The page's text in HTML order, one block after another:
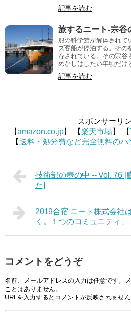
記事を読む
旅するニート-宗谷
船の科学館が解体されて
ズ客船が停泊する。その
存されている。その宗谷
めかしはしたい年頃だけ
記事を読む
スポンサーリ
【amazon.co.jp】 【楽天市場】 【
【送料・処分費など完全無料のパ
技術部の壺の中 -- Vol. 76 [
た]
2019合宿 ニート株式会社
く。１つのコミュニティ」
コメントをどうぞ
名前、メールアドレスの入力は任意です。
ことはありません。
URLを入力するとコメントが反映されません